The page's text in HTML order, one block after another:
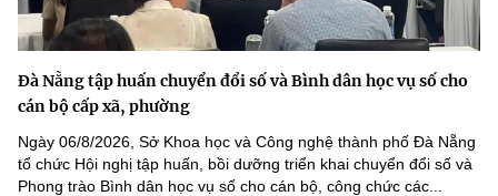
Đà Nẵng tập huấn chuyển đổi số và Bình dân học vụ số cho
cán bộ cấp xã, phường
Ngày 06/8/2026, Sở Khoa học và Công nghệ thành phố Đà Nẵng
tổ chức Hội nghị tập huấn, bồi dưỡng triển khai chuyển đổi số và
Phong trào Bình dân học vụ số cho cán bộ, công chức các...